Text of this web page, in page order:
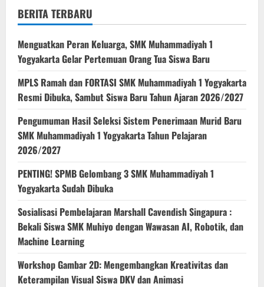
BERITA TERBARU
Menguatkan Peran Keluarga, SMK Muhammadiyah 1
Yogyakarta Gelar Pertemuan Orang Tua Siswa Baru
MPLS Ramah dan FORTASI SMK Muhammadiyah 1 Yogyakarta
Resmi Dibuka, Sambut Siswa Baru Tahun Ajaran 2026/2027
Pengumuman Hasil Seleksi Sistem Penerimaan Murid Baru
SMK Muhammadiyah 1 Yogyakarta Tahun Pelajaran
2026/2027
PENTING! SPMB Gelombang 3 SMK Muhammadiyah 1
Yogyakarta Sudah Dibuka
Sosialisasi Pembelajaran Marshall Cavendish Singapura :
Bekali Siswa SMK Muhiyo dengan Wawasan AI, Robotik, dan
Machine Learning
Workshop Gambar 2D: Mengembangkan Kreativitas dan
Keterampilan Visual Siswa DKV dan Animasi